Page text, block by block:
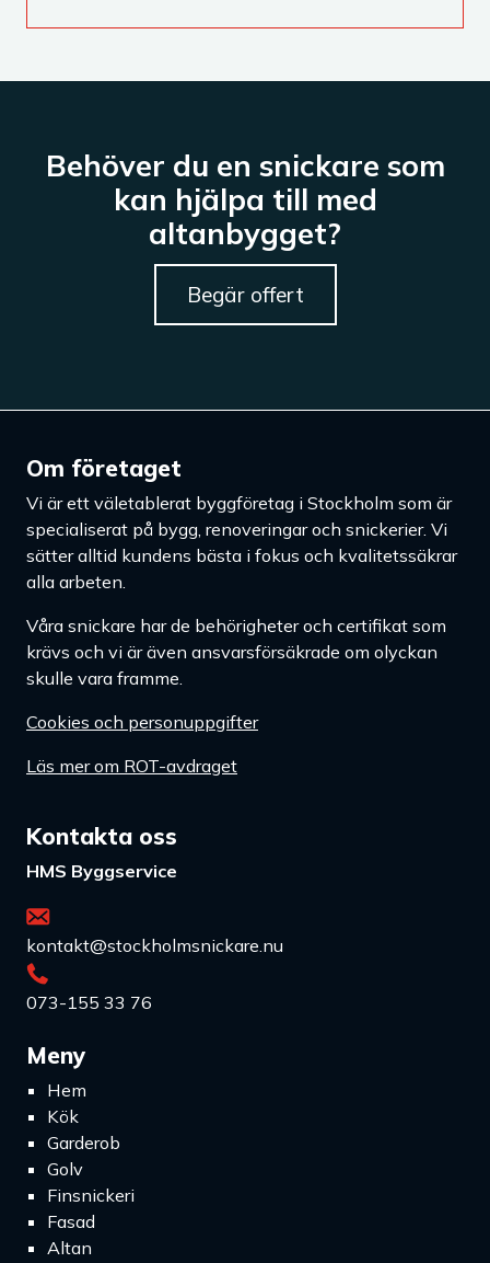
Behöver du en snickare som
kan hjälpa till med
altanbygget?
Begär offert
Om företaget
Vi är ett väletablerat byggföretag i Stockholm som är
specialiserat på bygg, renoveringar och snickerier. Vi
sätter alltid kundens bästa i fokus och kvalitetssäkrar
alla arbeten.
Våra snickare har de behörigheter och certifikat som
krävs och vi är även ansvarsförsäkrade om olyckan
skulle vara framme.
Cookies och personuppgifter
Läs mer om ROT-avdraget
Kontakta oss
HMS Byggservice
kontakt@stockholmsnickare.nu
073-155 33 76
Meny
Hem
Kök
Garderob
Golv
Finsnickeri
Fasad
Altan